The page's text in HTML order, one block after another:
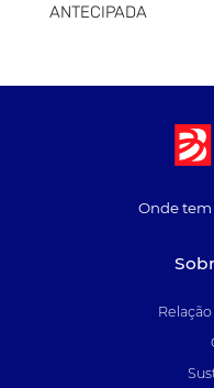
ANTECIPADA
Onde tem